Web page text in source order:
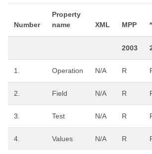
Number
Property
name
XML MPP
2003
1. Operation N/A R
2. Field N/A R
3. Test N/A R
4. Values N/A R